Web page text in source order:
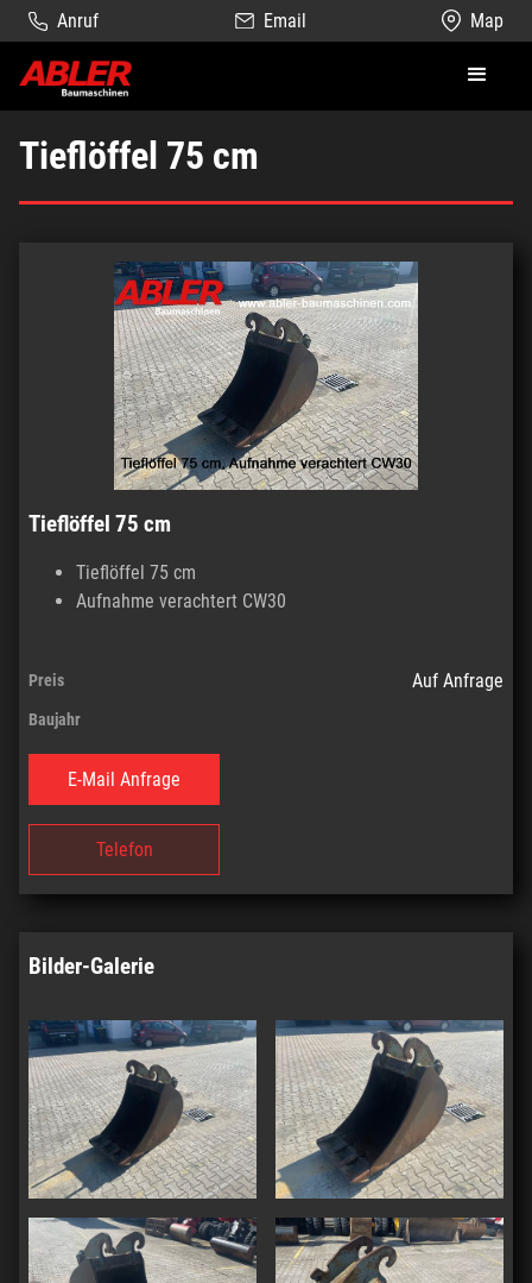
Anruf Email Map
Tieflöffel 75 cm
Tieflöffel 75 cm
Tieflöffel 75 cm
Aufnahme verachtert CW30
Preis Auf Anfrage
Baujahr
E-Mail Anfrage
Telefon
Bilder-Galerie